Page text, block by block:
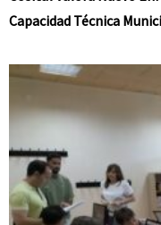
Capacidad Técnica